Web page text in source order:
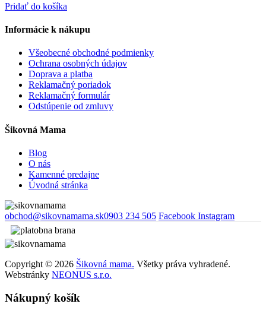
Pridať do košíka
Informácie k nákupu
Všeobecné obchodné podmienky
Ochrana osobných údajov
Doprava a platba
Reklamačný poriadok
Reklamačný formulár
Odstúpenie od zmluvy
Šikovná Mama
Blog
O nás
Kamenné predajne
Úvodná stránka
obchod@sikovnamama.sk0903 234 505 Facebook Instagram
Copyright © 2026 Šikovná mama. Všetky práva vyhradené.
Webstránky NEONUS s.r.o.
Nákupný košík